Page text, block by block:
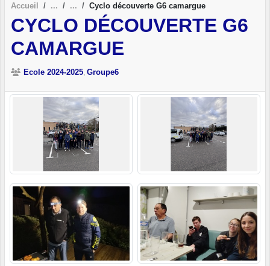
Accueil Cyclo découverte G6 camargue
CYCLO DÉCOUVERTE G6
CAMARGUE
Ecole 2024-2025 Groupe6